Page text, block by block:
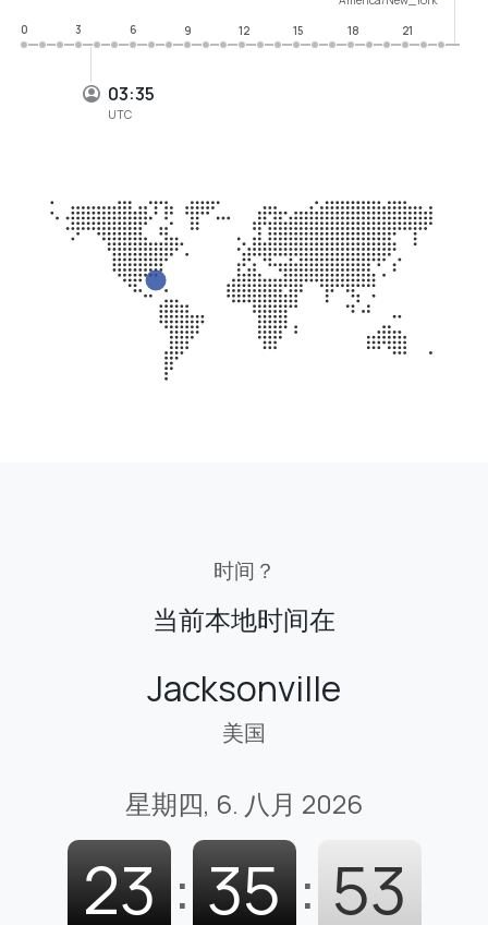
03:35
UTC
0
3 6 9 12 15 18 21
时间？
当前本地时间在
Jacksonville
美国
星期四, 6. 八月 2026
23 : 35 : 55